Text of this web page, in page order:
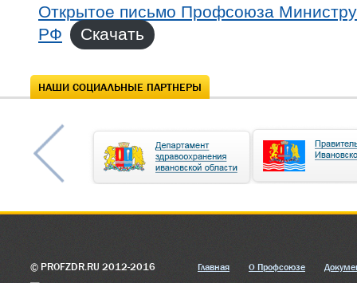
Открытое письмо Профсоюза
РФ
Скачать
НАШИ СОЦИАЛЬНЫЕ ПАРТНЕРЫ
© PROFZDR.RU 2012-2016 Главная О Профсоюзе